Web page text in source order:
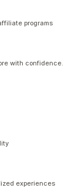
programs
with confidence.
experiences